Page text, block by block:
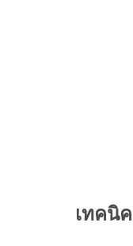
เทคนิ